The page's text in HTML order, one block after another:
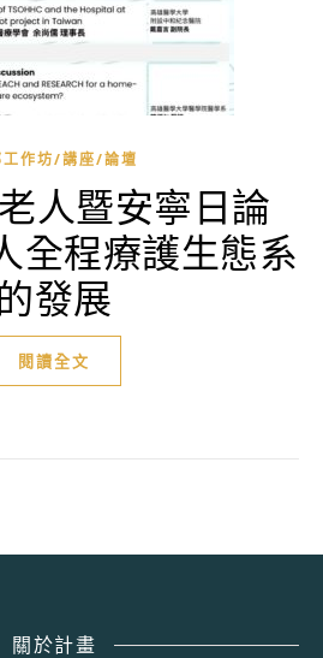
工作坊/講座/論壇
人暨安寧日論
全程療護生態系
發展
閱讀全文
關於計畫